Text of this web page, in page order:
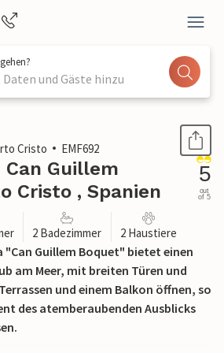
Daten und Gäste hinzu
Cristo
EMF692
Guillem
Cristo , Spanien
5
out
of 5
2 Badezimmer 2 Haustiere
"Can Guillem Boquet" bietet einen
am Meer, mit breiten Türen und
und einem Balkon öffnen, so
des atemberaubenden Ausblicks